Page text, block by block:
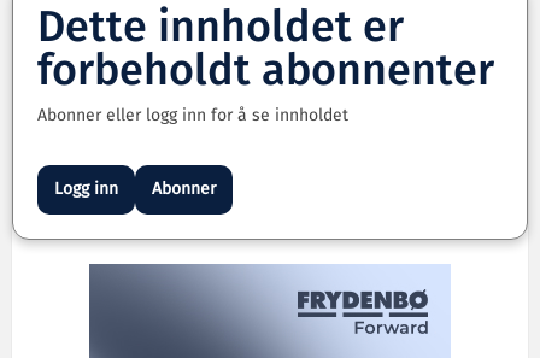
Dette innholdet er
forbeholdt abonnenter
Abonner eller logg inn for å se innholdet
Logg inn Abonner